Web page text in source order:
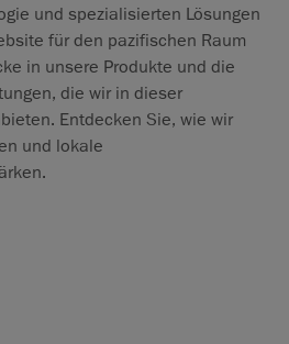
und spezialisierten Lösungen
für den pazifischen Raum
in unsere Produkte und die
die wir in dieser
Entdecken Sie, wie wir
und lokale